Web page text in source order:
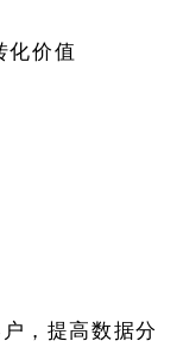
化价值
，提高数据分